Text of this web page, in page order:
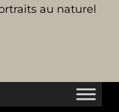
au naturel